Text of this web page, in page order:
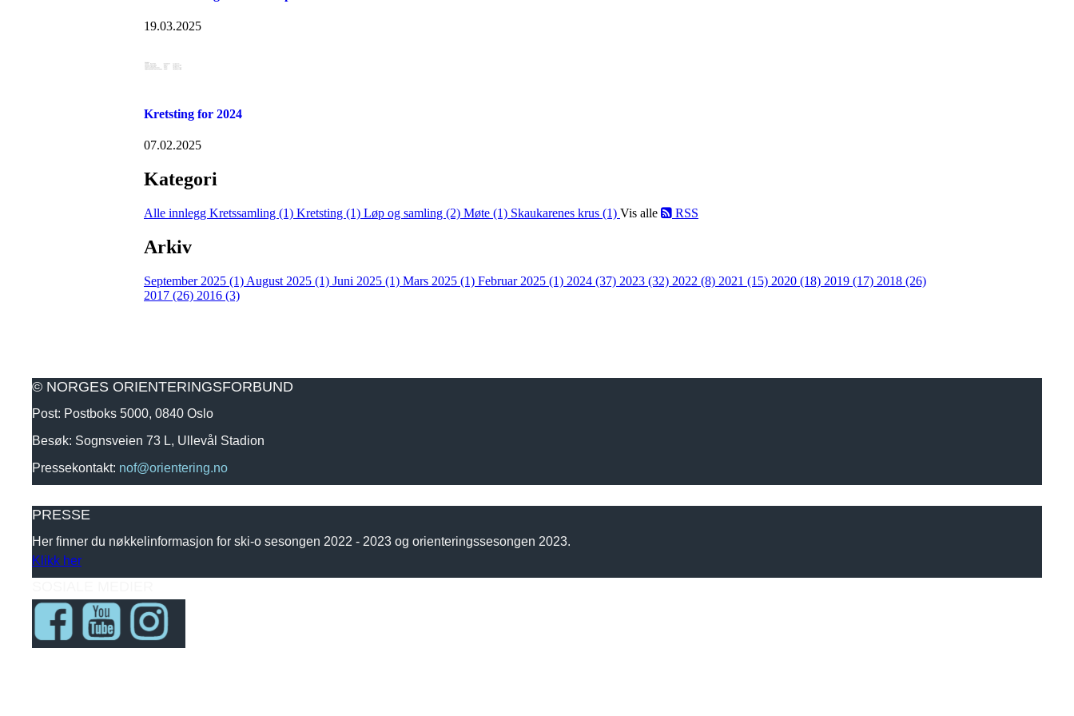
19.03.2025
Kretsting for 2024
07.02.2025
Kategori
Alle innlegg Kretssamling (1) Kretsting (1) Løp og samling (2) Møte (1) Skaukarenes krus (1) Vis alle RSS
Arkiv
September 2025 (1) August 2025 (1) Juni 2025 (1) Mars 2025 (1) Februar 2025 (1) 2024 (37) 2023 (32) 2022 (8) 2021 (15) 2020 (18) 2019 (17) 2018 (26)
2017 (26) 2016 (3)
© NORGES ORIENTERINGSFORBUND
Post: Postboks 5000, 0840 Oslo
Besøk: Sognsveien 73 L, Ullevål Stadion
Pressekontakt: nof@orientering.no
PRESSE
Her finner du nøkkelinformasjon for ski-o sesongen 2022 - 2023 og orienteringssesongen 2023.
Klikk her